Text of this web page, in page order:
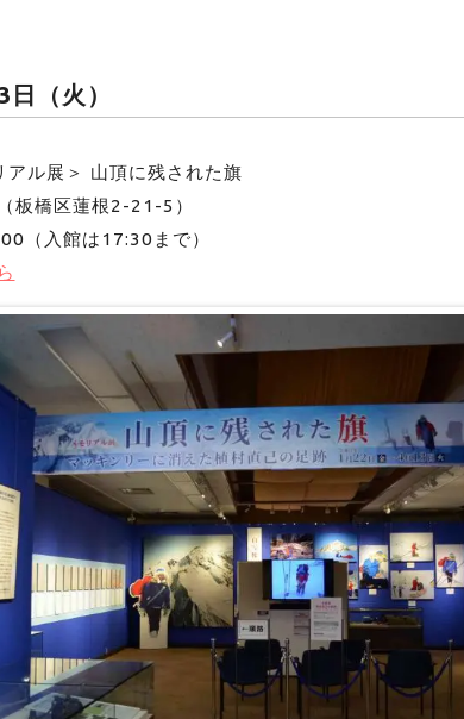
（火）
アル展＞ 山頂に残された旗
板橋区蓮根2-21-5）
（入館は17:30まで）